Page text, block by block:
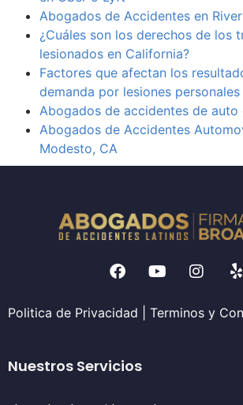
Abogados de Accidentes en
¿Cuáles son los derechos de los
lesionados en California?
Factores que afectan los
demanda por lesiones
Abogados de accidentes de auto
Abogados de Accidentes
Modesto, CA
Politica de Privacidad Terminos y
Nuestros Servicios